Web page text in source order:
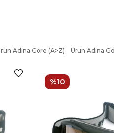
Adına Göre (A>Z) Ürün Adına
%10